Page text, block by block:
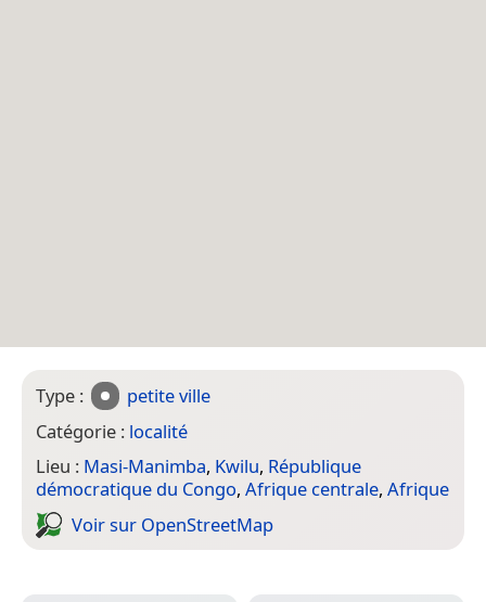
Type :
petite ville
Catégorie : localité
Lieu : Masi-Manimba, Kwilu, République
démocratique du Congo, Afrique centrale, Afrique
Voir sur Open­Street­Map